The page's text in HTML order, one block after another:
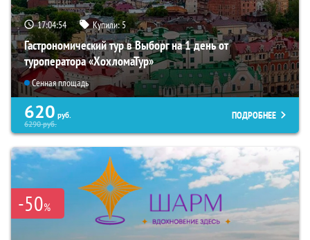
17:04:53 Купили:5
Гастрономический тур в Выборг на 1 день от
туроператора «ХохломаТур»
Сенная площадь
620 руб.
6290руб.
ПОДРОБНЕЕ
-50%